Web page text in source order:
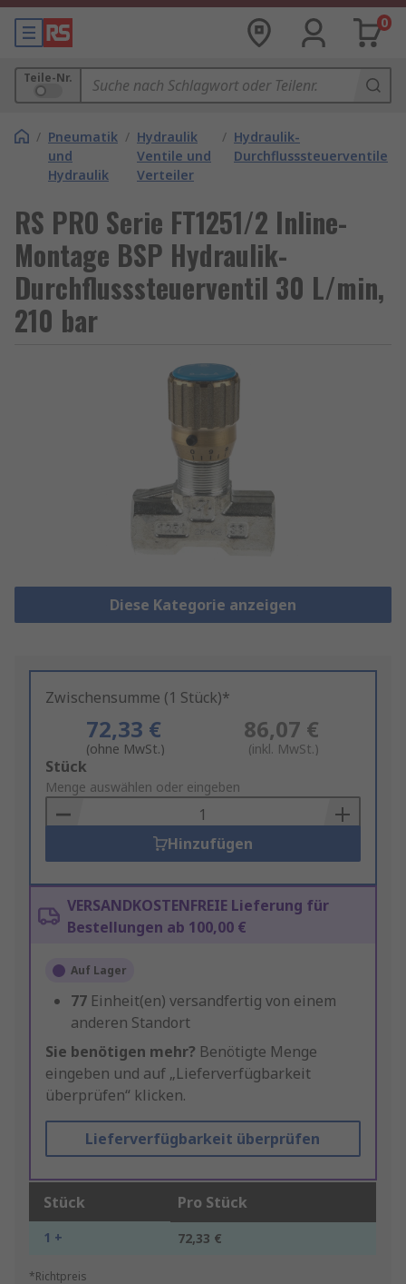
0
Teile-Nr.
/ Pneumatik
und
Hydraulik
/ Hydraulik
Ventile und
Verteiler
/ Hydraulik-
Durchflusssteuerventile
RS PRO Serie FT1251/2 Inline-
Montage BSP Hydraulik-
Durchflusssteuerventil 30 L/min,
210 bar
Diese Kategorie anzeigen
Zwischensumme (1 Stück)*
72,33 €
(ohne MwSt.)
86,07 €
(inkl. MwSt.)
Add
to
Basket
Stück
Menge auswählen oder eingeben
Hinzufügen
VERSANDKOSTENFREIE Lieferung für
Bestellungen ab 100,00 €
Auf Lager
77 Einheit(en) versandfertig von einem
anderen Standort
Sie benötigen mehr? Benötigte Menge
eingeben und auf „Lieferverfügbarkeit
überprüfen“ klicken.
Lieferverfügbarkeit überprüfen
Stück Pro Stück
1 + 72,33 €
*Richtpreis